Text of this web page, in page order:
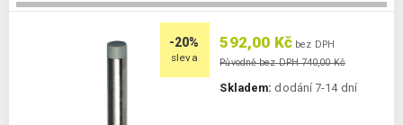
-20%
sleva
592,00 Kč bez DPH
Původně bez DPH 740,00 Kč
Skladem: dodání 7-14 dní